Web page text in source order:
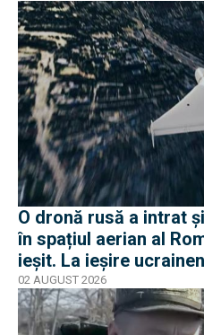
O dronă rusă a intrat
în spațiul aerian al
ieșit. La ieșire
02 AUGUST 2026